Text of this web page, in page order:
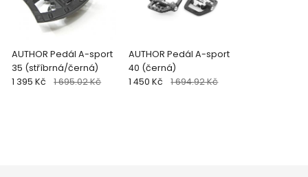
AUTHOR Pedál A-sport
35 (stříbrná/černá)
1 395 Kč 1 695.02 Kč
AUTHOR Pedál A-sport
40 (černá)
1 450 Kč 1 694.92 Kč